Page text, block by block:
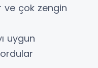
ve çok zengin
uygun